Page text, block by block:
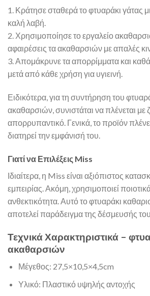
1. Κράτησε σταθερά το φτυαράκι γάτας
καλή λαβή.
2. Χρησιμοποίησε το εργαλείο
αφαιρέσεις τα ακαθαρσιών με απαλές
3. Απομάκρυνε τα απορρίμματα και
μετά από κάθε χρήση για υγιεινή.
Ειδικότερα, για τη συντήρηση του
ακαθαρσιών, συνιστάται να πλένεται με
απορρυπαντικό. Γενικά, το προϊόν
διατηρεί την εμφάνισή του.
Γιατί να Επιλέξεις Miss
Ιδιαίτερα, η Miss είναι αξιόπιστος
εμπειρίας. Ακόμη, χρησιμοποιεί
ανθεκτικότητα. Αυτό το φτυαράκι
αποτελεί παράδειγμα της δέσμευσής
Τεχνικά Χαρακτηριστικά –
ακαθαρσιών
Μέγεθος: 27,5×10,5×4,5cm
Υλικό: Πλαστικό υψηλής αντοχής